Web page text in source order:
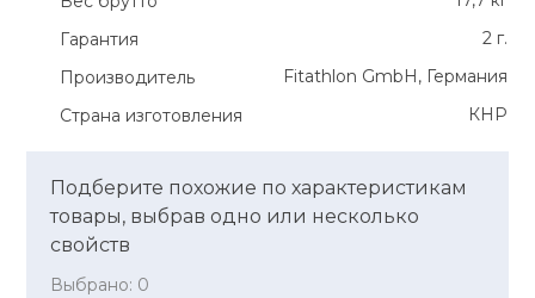
Гарантия
2 г.
Производитель
Fitathlon GmbH, Германия
Страна изготовления
КНР
Подберите похожие по характеристикам
товары, выбрав одно или несколько
свойств
Выбрано: 0